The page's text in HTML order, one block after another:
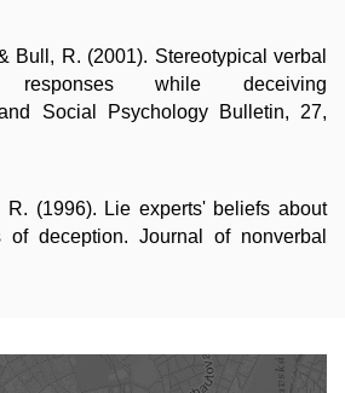
Bull, R. (2001). Stereotypical verbal
while deceiving
Social Psychology Bulletin, 27,
(1996). Lie experts' beliefs about
of deception. Journal of nonverbal